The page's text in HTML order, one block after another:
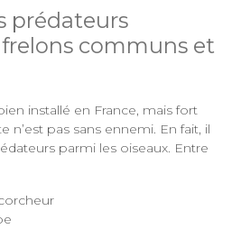
prédateurs
communs et
installé en France, mais fort
n’est pas sans ennemi. En fait, il
parmi les oiseaux. Entre